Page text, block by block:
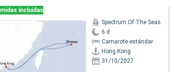
incluidas
Spectrum Of The Seas
6 d
Camarote estándar
Hong Kong
31/10/2027